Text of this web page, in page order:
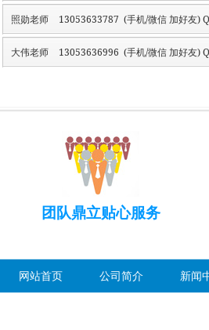
照勋老师 13053633787 (手机/微信 加好友)
大伟老师 13053636996 (手机/微信 加好友)
团队鼎立贴心服务
网站首页 公司简介 新闻